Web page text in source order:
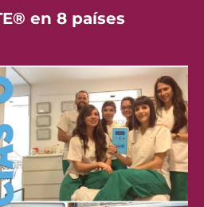
en 8 países